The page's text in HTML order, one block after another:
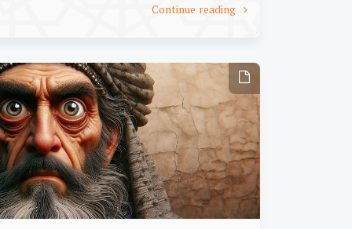
الدجاجات النحيلة، ترمي بها إ…
Continue reading